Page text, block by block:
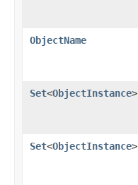
ObjectName
Set<ObjectInstance>
Set<ObjectInstance>